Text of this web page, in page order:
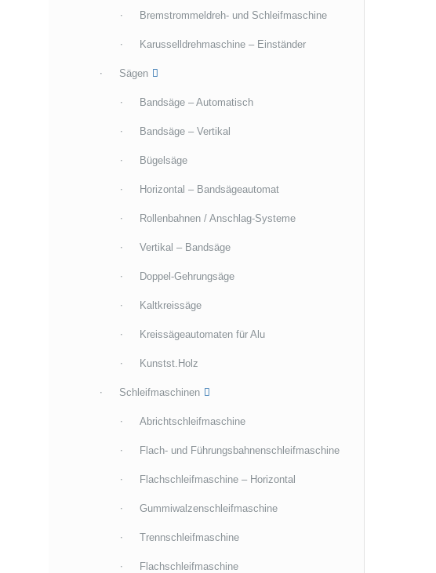
Bremstrommeldreh- und Schleifmaschine
Karusselldrehmaschine – Einständer
Sägen
Bandsäge – Automatisch
Bandsäge – Vertikal
Bügelsäge
Horizontal – Bandsägeautomat
Rollenbahnen / Anschlag-Systeme
Vertikal – Bandsäge
Doppel-Gehrungsäge
Kaltkreissäge
Kreissägeautomaten für Alu
Kunstst.Holz
Schleifmaschinen
Abrichtschleifmaschine
Flach- und Führungsbahnenschleifmaschine
Flachschleifmaschine – Horizontal
Gummiwalzenschleifmaschine
Trennschleifmaschine
Flachschleifmaschine